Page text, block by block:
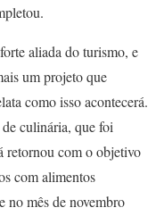
aliada do turismo, e
um projeto que
como isso acontecerá.
culinária, que foi
retornou com o objetivo
com alimentos
no mês de novembro